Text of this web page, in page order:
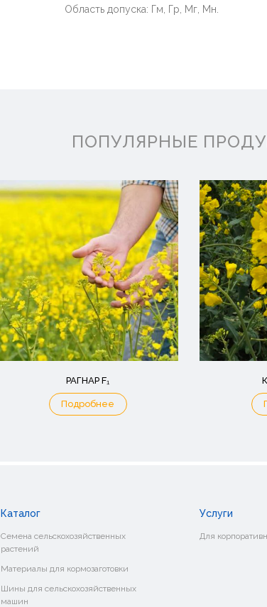
Область допуска: Гм, Гр, Мг, Мн.
ПОПУЛЯРНЫЕ
РАГНАР F₁
Подробнее
Каталог
Семена сельскохозяйственных
растений
Материалы для кормозаготовки
Шины для сельскохозяйственных
машин
Услуги
Для